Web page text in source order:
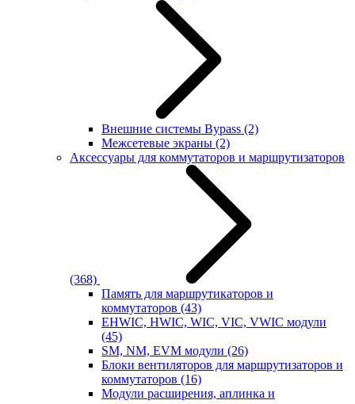
Внешние системы Bypass (2)
Межсетевые экраны (2)
Аксессуары для коммутаторов и маршрутизаторов
(368)
Память для маршрутикаторов и
коммутаторов (43)
EHWIC, HWIC, WIC, VIC, VWIC модули
(45)
SM, NM, EVM модули (26)
Блоки вентиляторов для маршрутизаторов и
коммутаторов (16)
Модули расширения, аплинка и